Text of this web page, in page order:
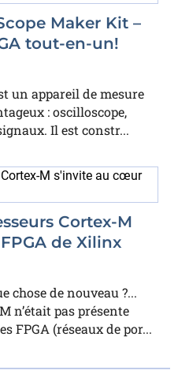
Maker Kit –
tout-en-un!
un appareil de mesure
: oscilloscope,
Il est constr...
Cortex-M
de Xilinx
chose de nouveau ?...
n’était pas présente
FPGA (réseaux de por...